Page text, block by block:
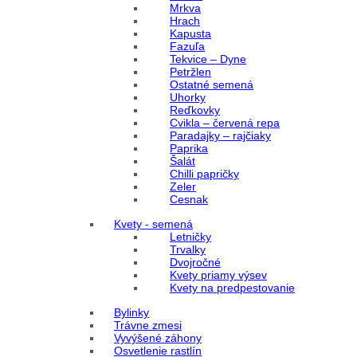
Mrkva
Hrach
Kapusta
Fazuľa
Tekvice – Dyne
Petržlen
Ostatné semená
Uhorky
Reďkovky
Cvikla – červená repa
Paradajky – rajčiaky
Paprika
Šalát
Chilli papričky
Zeler
Cesnak
Kvety - semená
Letničky
Trvalky
Dvojročné
Kvety priamy výsev
Kvety na predpestovanie
Bylinky
Trávne zmesi
Vyvýšené záhony
Osvetlenie rastlín